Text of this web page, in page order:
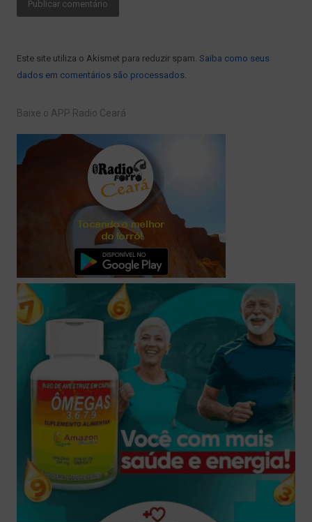
Este site utiliza o Akismet para reduzir spam. Saiba como seus
dados em comentários são processados
Baixe o APP Radio Ceará